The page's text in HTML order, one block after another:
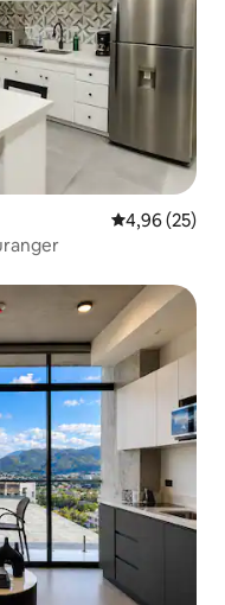
4,96 av 5 i
4,96 (25)